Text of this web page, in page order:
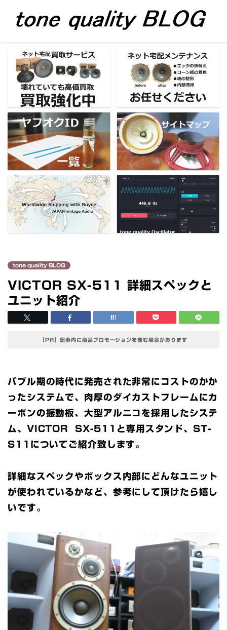
tone quality BLOG
VICTOR SX-511 詳細スペックと
ユニット紹介
【PR】記事内に商品プロモーションを含む場合があります
バブル期の時代に発売された非常にコストのかか
ったシステムで、肉厚のダイカストフレームにカ
ーボンの振動板、大型アルニコを採用したシステ
ム、VICTOR SX-511と専用スタンド、ST-
S11についてご紹介致します。
詳細なスペックやボックス内部にどんなユニット
が使われているかなど、参考にして頂けたら嬉し
いです。